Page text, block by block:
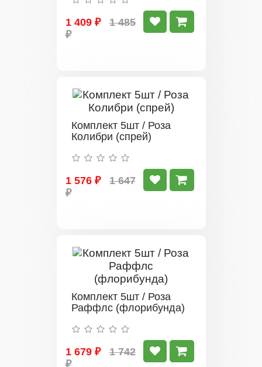
1 409 ₽
1 485
₽
Комплект 5шт / Роза
Колибри (спрей)
1 576 ₽
1 647
₽
Комплект 5шт / Роза
Раффлс (флорибунда)
1 679 ₽
1 742
₽